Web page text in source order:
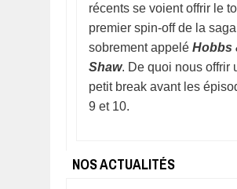
récents se voient offrir le
premier spin-off de la
sobrement appelé Hobbs
Shaw. De quoi nous offrir
petit break avant les
9 et 10.
NOS ACTUALITÉS